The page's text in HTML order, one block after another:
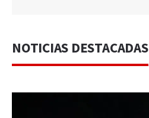
NOTICIAS DESTACADAS